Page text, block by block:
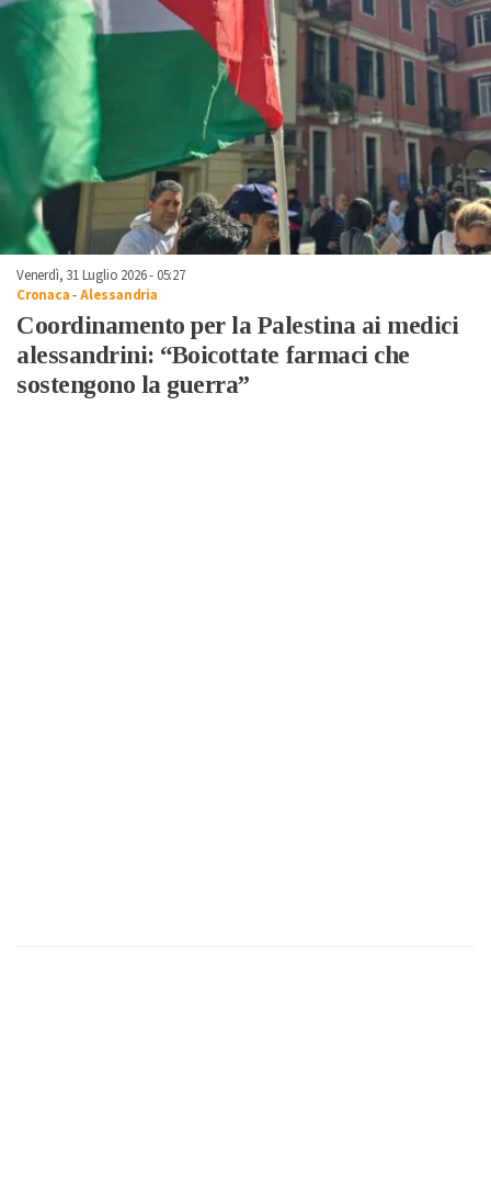
Venerdì, 31 Luglio 2026 - 05:27
Cronaca-Alessandria
Coordinamento per la Palestina ai medici
alessandrini: “Boicottate farmaci che
sostengono la guerra”